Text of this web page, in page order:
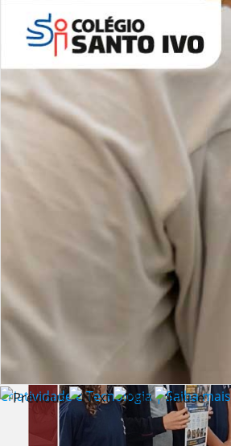
Desafios | Saiba mais
Criatividade e Tecnologia | Saiba mais